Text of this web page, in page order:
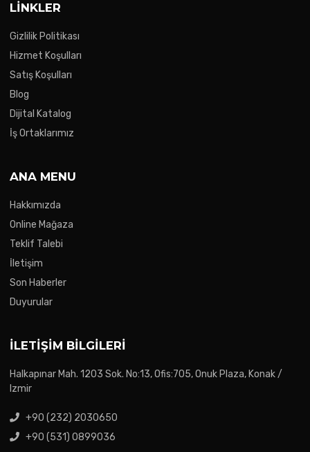
LINKLER
Gizlilik Politikası
Hizmet Koşulları
Satış Koşulları
Blog
Dijital Katalog
İş Ortaklarımız
ANA MENU
Hakkımızda
Online Mağaza
Teklif Talebi
İletişim
Son Haberler
Duyurular
İLETIŞIM BILGILERI
Halkapınar Mah. 1203 Sok. No:13, Ofis:705, Onuk Plaza, Konak /
Izmir
+90 (232) 2030650
+90 (531) 0899036